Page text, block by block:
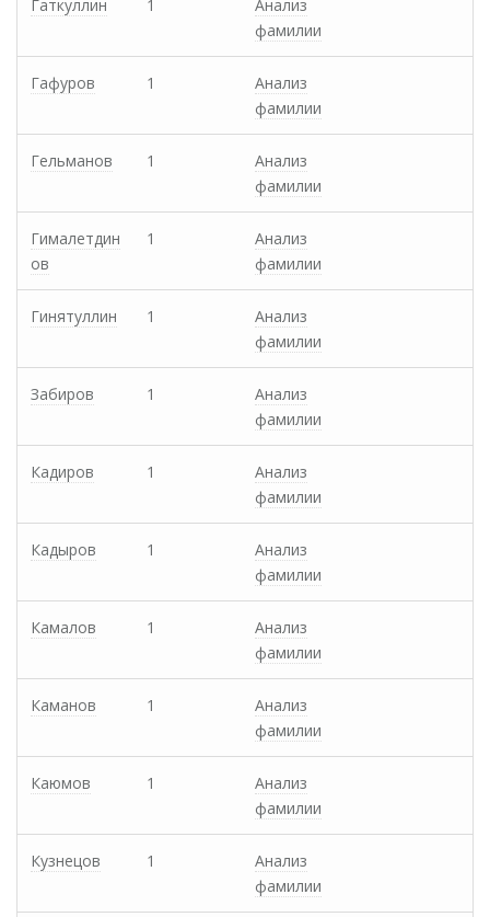
Гаткуллин 1
Анализ
фамилии
Гафуров 1
Анализ
фамилии
Гельманов 1
Анализ
фамилии
Гималетдин
ов
1
Анализ
фамилии
Гинятуллин 1
Анализ
фамилии
Забиров 1
Анализ
фамилии
Кадиров 1
Анализ
фамилии
Кадыров 1
Анализ
фамилии
Камалов 1
Анализ
фамилии
Каманов 1
Анализ
фамилии
Каюмов 1
Анализ
фамилии
Кузнецов 1
Анализ
фамилии